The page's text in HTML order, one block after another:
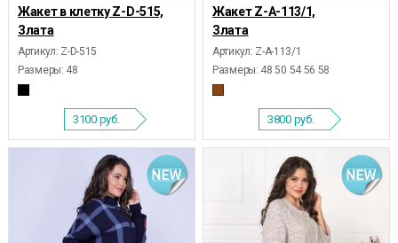
Жакет в клетку Z-D-515,
Злата
Артикул: Z-D-515
Размеры: 48
3100 руб.
Жакет Z-А-113/1,
Злата
Артикул: Z-А-113/1
Размеры: 48 50 54 56 58
3800 руб.